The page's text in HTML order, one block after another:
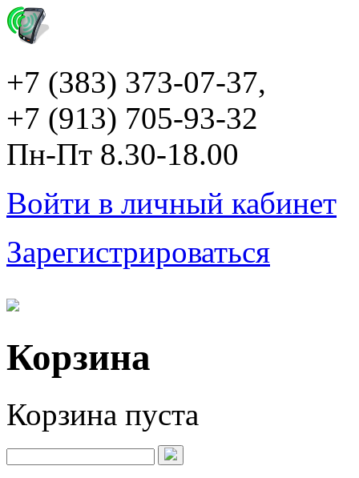
+7 (383) 373-07-37,
+7 (913) 705-93-32
Пн-Пт 8.30-18.00
Войти в личный кабинет
Зарегистрироваться
Корзина
Корзина пуста